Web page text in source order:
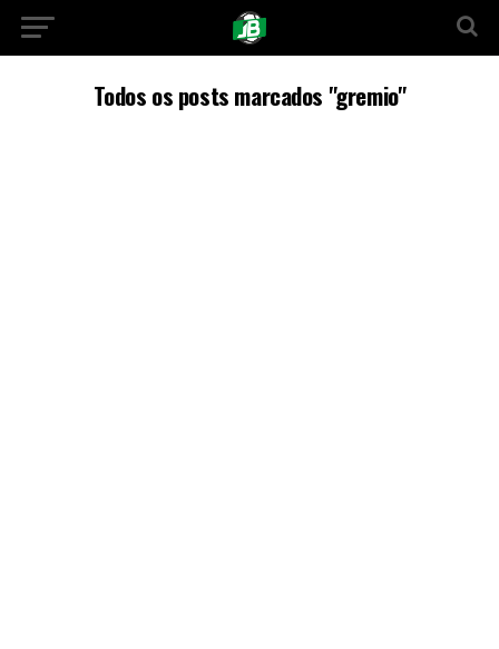
Todos os posts marcados "gremio"